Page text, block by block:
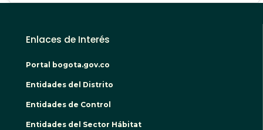
Enlaces de Interés
Portal bogota.gov.co
Entidades del Distrito
Entidades de Control
Entidades del Sector Hábitat